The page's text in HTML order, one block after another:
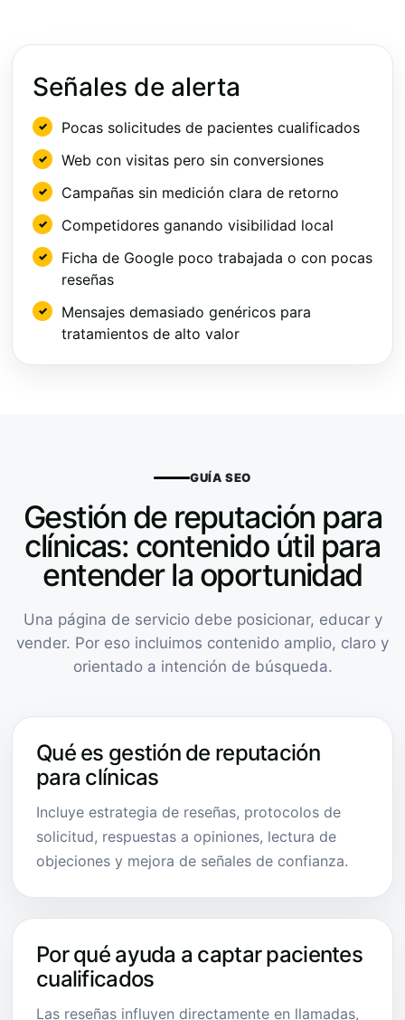
Señales de alerta
Pocas solicitudes de pacientes cualificados
Web con visitas pero sin conversiones
Campañas sin medición clara de retorno
Competidores ganando visibilidad local
Ficha de Google poco trabajada o con pocas
reseñas
Mensajes demasiado genéricos para
tratamientos de alto valor
GUÍA SEO
Gestión de reputación para
clínicas: contenido útil para
entender la oportunidad
Una página de servicio debe posicionar, educar y
vender. Por eso incluimos contenido amplio, claro y
orientado a intención de búsqueda.
Qué es gestión de reputación
para clínicas
Incluye estrategia de reseñas, protocolos de
solicitud, respuestas a opiniones, lectura de
objeciones y mejora de señales de confianza.
Por qué ayuda a captar pacientes
cualificados
Las reseñas influyen directamente en llamadas,